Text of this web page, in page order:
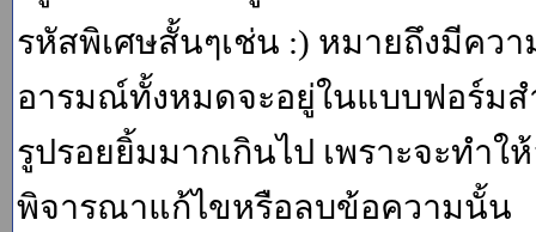
รหัสพิเศษสั้นๆเช่น :) หมายถึงมีคว
อารมณ์ทั้งหมดจะอยู่ในแบบฟอร์ม
รูปรอยยิ้มมากเกินไป เพราะจะทำใ
พิจารณาแก้ไขหรือลบข้อความนั้น